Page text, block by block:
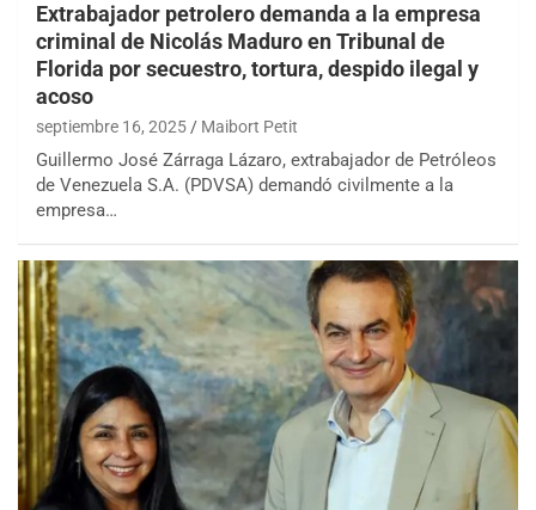
Extrabajador petrolero demanda a la empresa
criminal de Nicolás Maduro en Tribunal de
Florida por secuestro, tortura, despido ilegal y
acoso
septiembre 16, 2025 Maibort Petit
Guillermo José Zárraga Lázaro, extrabajador de Petróleos
de Venezuela S.A. (PDVSA) demandó civilmente a la
empresa…